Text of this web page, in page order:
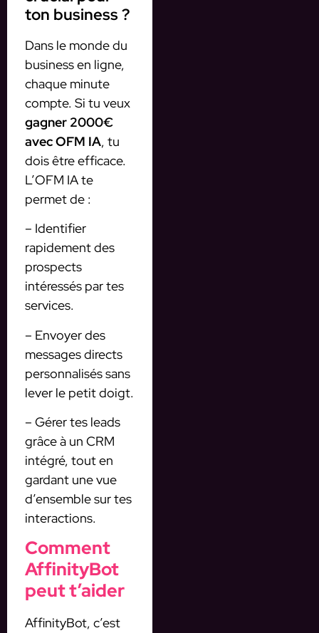
ton business ?
Dans le monde du
business en ligne,
chaque minute
compte. Si tu veux
gagner 2000€
avec OFM IA, tu
dois être efficace.
L’OFM IA te
permet de :
– Identifier
rapidement des
prospects
intéressés par tes
services.
– Envoyer des
messages directs
personnalisés sans
lever le petit doigt.
– Gérer tes leads
grâce à un CRM
intégré, tout en
gardant une vue
d’ensemble sur tes
interactions.
Comment
AffinityBot
peut t’aider
AffinityBot, c’est